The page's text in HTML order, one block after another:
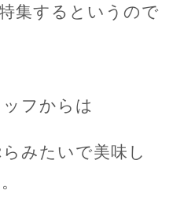
集するというので
フからは
みたいで美味し